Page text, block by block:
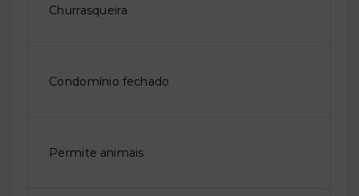
Churrasqueira
Condomínio fechado
Permite animais